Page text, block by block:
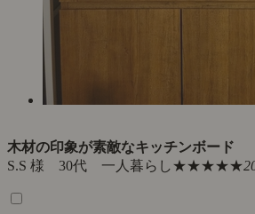
木材の印象が素敵なキッチンボード
S.S 様 30代 一人暮らし★★★★★